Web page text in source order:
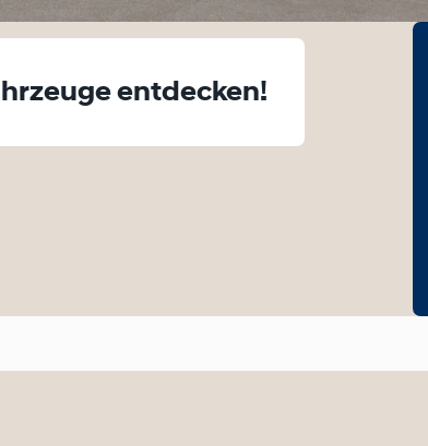
entdecken!